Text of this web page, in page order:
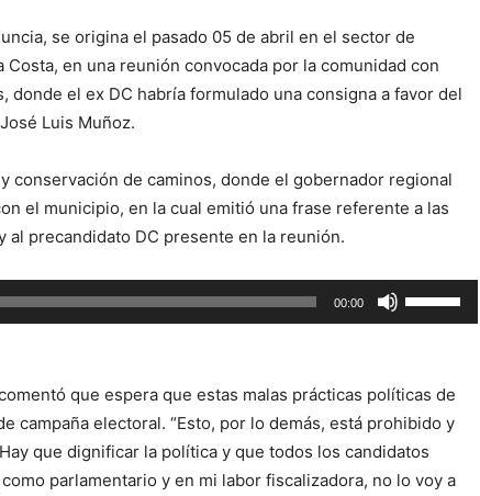
se origina el pasado 05 de abril en el sector de
Costa, en una reunión convocada por la comunidad con
el ex DC habría formulado una consigna a favor del
Luis Muñoz.
conservación de caminos, donde el gobernador regional
el municipio, en la cual emitió una frase referente a las
al precandidato DC presente en la reunión.
00:00
las
flecha
arriba/abajo
para
aumentar
que espera que estas malas prácticas políticas de
campaña electoral. “Esto, por lo demás, está prohibido y
que dignificar la política y que todos los candidatos
parlamentario y en mi labor fiscalizadora, no lo voy a